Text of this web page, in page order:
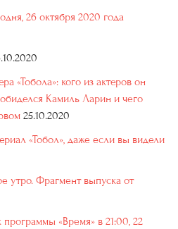
26 октября 2020 года
«Тобола»: кого из актеров он
Камиль Ларин и чего
25.10.2020
«Тобол», даже если вы видели
утро. Фрагмент выпуска от
«Время» в 21:00, 22